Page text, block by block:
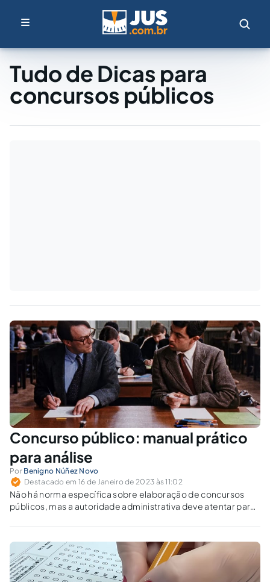
Tudo de Dicas para
concursos públicos
Concurso público: manual prático
para análise
Por Benigno Núñez Novo
Destacado em 16 de Janeiro de 2023 às 11:02
Não há norma específica sobre elaboração de concursos
públicos, mas a autoridade administrativa deve atentar para